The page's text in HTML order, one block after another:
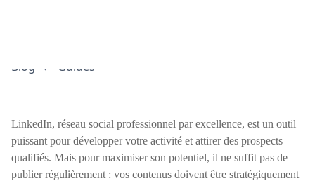
Blog Guides
LinkedIn, réseau social professionnel par excellence, est un outil
puissant pour développer votre activité et attirer des prospects
qualifiés. Mais pour maximiser son potentiel, il ne suffit pas de
publier régulièrement : vos contenus doivent être stratégiquement